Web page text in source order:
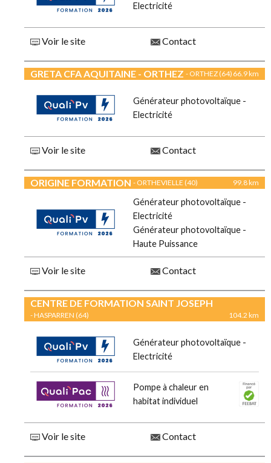
Electricité
Voir le site Contact
GRETA CFA AQUITAINE - ORTHEZ - ORTHEZ (64) 66.9 km
Générateur photovoltaïque -
Electricité
Voir le site Contact
ORIGINE FORMATION - ORTHEVIELLE (40) 99.8 km
Générateur photovoltaïque -
Electricité
Générateur photovoltaïque -
Haute Puissance
Voir le site Contact
CENTRE DE FORMATION SAINT JOSEPH
- HASPARREN (64) 104.2 km
Générateur photovoltaïque -
Electricité
Pompe à chaleur en
habitat individuel
Voir le site Contact